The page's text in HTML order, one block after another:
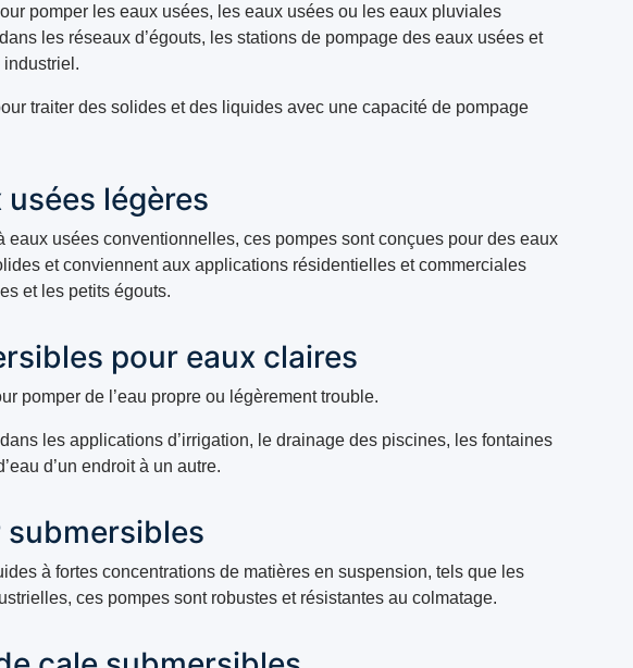
pomper les eaux usées, les eaux usées ou les eaux pluviales
les réseaux d’égouts, les stations de pompage des eaux usées et
industriel.
traiter des solides et des liquides avec une capacité de pompage
usées légères
eaux usées conventionnelles, ces pompes sont conçues pour des eaux
et conviennent aux applications résidentielles et commerciales
et les petits égouts.
pour eaux claires
pomper de l’eau propre ou légèrement trouble.
les applications d’irrigation, le drainage des piscines, les fontaines
d’un endroit à un autre.
submersibles
à fortes concentrations de matières en suspension, tels que les
ces pompes sont robustes et résistantes au colmatage.